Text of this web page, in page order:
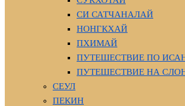
СИ САТЧАНАЛАЙ
НОНГКХАЙ
ПХИМАЙ
ПУТЕШЕСТВИЕ ПО
ПУТЕШЕСТВИЕ НА
СЕУЛ
ПЕКИН